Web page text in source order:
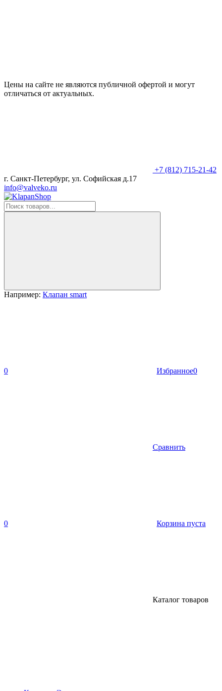
Цены на сайте не являются публичной офертой и могут
отличаться от актуальных.
+7 (812) 715-21-42
г. Санкт-Петербург, ул. Софийская д.17
info@valveko.ru
Например: Клапан smart
0 Избранное0
Сравнить
0 Корзина пуста
Каталог товаров